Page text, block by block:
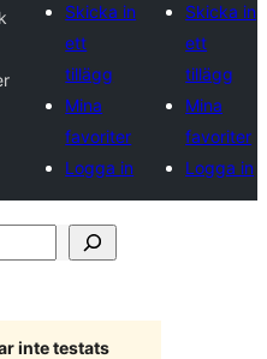
Skicka in
ett
tillägg
Mina
favoriter
Logga in
Skicka in
ett
tillägg
Mina
favoriter
Logga in
inte testats